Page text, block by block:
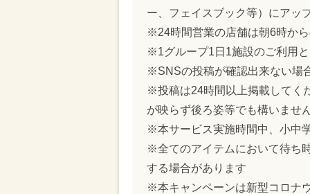
ー、フェイスブック等）にアッ
※24時間営業の店舗は朝6時か
※1グループ1日1施設のご利用
※SNSの投稿が確認出来ない場
※投稿は24時間以上掲載してく
が映らず後ろ姿等でも構いませ
※本サービス実施時間中、小中
※全てのアイテムにおいて待ち
する場合があります
※本キャンペーンは新型コロナ